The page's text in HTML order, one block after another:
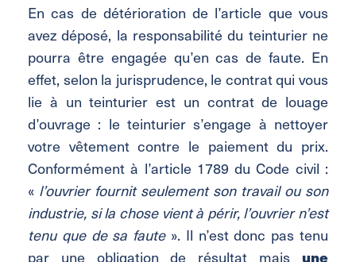
En cas de détérioration de l’article que vous
avez déposé, la responsabilité du teinturier ne
pourra être engagée qu’en cas de faute. En
effet, selon la jurisprudence, le contrat qui vous
lie à un teinturier est un contrat de louage
d’ouvrage : le teinturier s’engage à nettoyer
votre vêtement contre le paiement du prix.
Conformément à l’article 1789 du Code civil :
« l’ouvrier fournit seulement son travail ou son
industrie, si la chose vient à périr, l’ouvrier n’est
tenu que de sa faute». Il n’est donc pas tenu
par une obligation de résultat mais une